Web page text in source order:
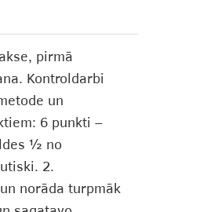
pirmā
Kontroldarbi
un
6 punkti –
½ no
2.
norāda turpmāk